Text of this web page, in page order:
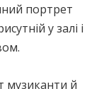
портрет
у залі і
музиканти й